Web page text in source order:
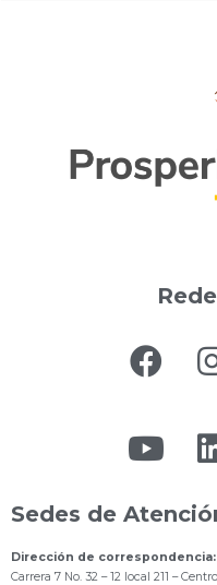
Sedes de
Dirección de correspondencia:
Carrera 7 No. 32 – 12 local 211 –